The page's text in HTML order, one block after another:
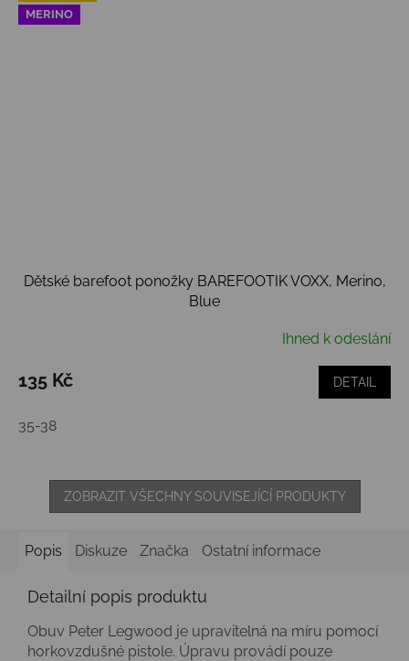
MERINO
Dětské barefoot ponožky BAREFOOTIK VOXX, Merino,
Blue
Ihned k odeslání
135 Kč DETAIL
35-38
ZOBRAZIT VŠECHNY SOUVISEJÍCÍ PRODUKTY
Popis Diskuze Značka Ostatní informace
Detailní popis produktu
Obuv Peter Legwood je upravitelná na míru pomocí
horkovzdušné pistole. Úpravu provádí pouze